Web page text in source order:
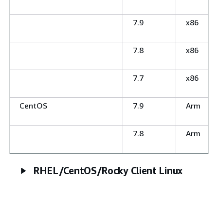
7.9 x86
7.8 x86
7.7 x86
CentOS 7.9 Arm
7.8 Arm
RHEL/CentOS/Rocky Client Linux